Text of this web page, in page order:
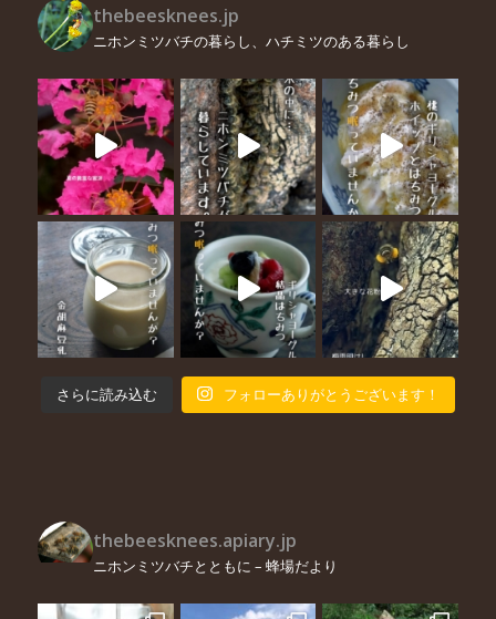
thebeesknees.jp
ニホンミツバチの暮らし、ハチミツのある暮らし
さらに読み込む フォローありがとうございます！
thebeesknees.apiary.jp
ニホンミツバチとともに – 蜂場だより